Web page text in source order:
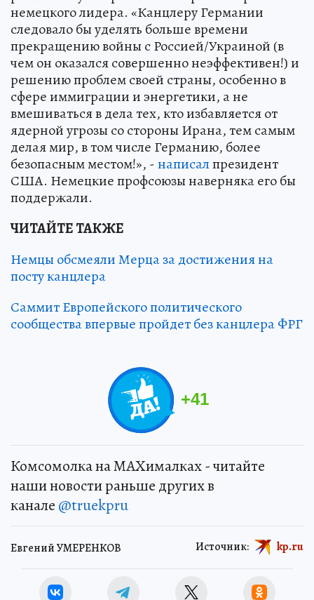
немецкого лидера. «Канцлеру Германии
следовало бы уделять больше времени
прекращению войны с Россией/Украиной (в
чем он оказался совершенно неэффективен!) и
решению проблем своей страны, особенно в
сфере иммиграции и энергетики, а не
вмешиваться в дела тех, кто избавляется от
ядерной угрозы со стороны Ирана, тем самым
делая мир, в том числе Германию, более
безопасным местом!», -написалпрезидент
США. Немецкие профсоюзы наверняка его бы
поддержали.
ЧИТАЙТЕ ТАКЖЕ
Немцы обсмеяли Мерца за достижения на
посту канцлера
Саммит Европейского политического
сообщества впервые пройдет без канцлера ФРГ
+41
Комсомолка на MAXималках - читайте
наши новости раньше других в
канале @truekpru
Евгений УМЕРЕНКОВ Источник: kp.ru